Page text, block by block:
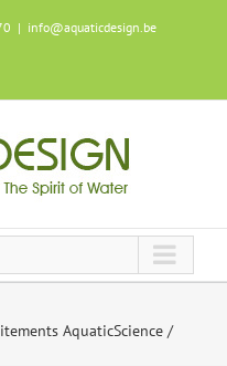
| info@aquaticdesign.be
AquaticScience